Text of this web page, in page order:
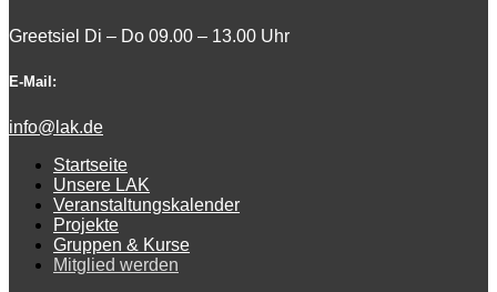
Greetsiel Di – Do 09.00 – 13.00 Uhr
E-Mail:
info@lak.de
Startseite
Unsere LAK
Veranstaltungskalender
Projekte
Gruppen & Kurse
Mitglied werden